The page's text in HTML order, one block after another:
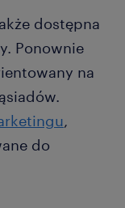
dostępna
Ponownie
na
,
do